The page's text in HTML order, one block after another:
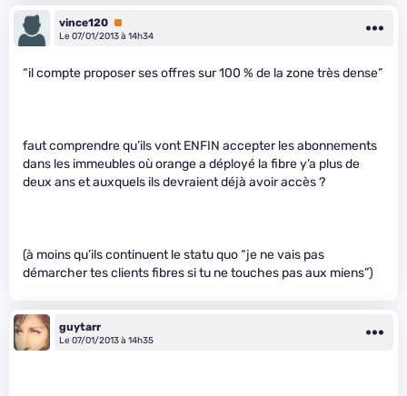
vince120 Premium
Le 07/01/2013 à 14h34
“il compte proposer ses offres sur 100 % de la zone très dense”
faut comprendre qu’ils vont ENFIN accepter les abonnements
dans les immeubles où orange a déployé la fibre y’a plus de
deux ans et auxquels ils devraient déjà avoir accès ?
(à moins qu’ils continuent le statu quo “je ne vais pas
démarcher tes clients fibres si tu ne touches pas aux miens”)
guytarr
Le 07/01/2013 à 14h35